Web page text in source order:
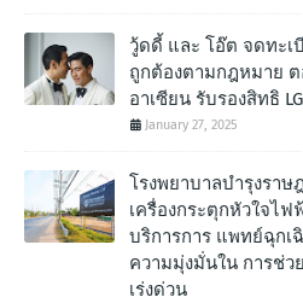
วู้ดดี้ และ โอ๊ต จดทะเ
ถูกต้องตามกฎหมาย
อาเซียน รับรองสิทธิ
January 27, 2025
โรงพยาบาลบำรุงรา
เครื่องกระตุกหัวใจไ
บริการการ แพทย์ฉุกเ
ความมุ่งมั่นใน การช่ว
เร่งด่วน